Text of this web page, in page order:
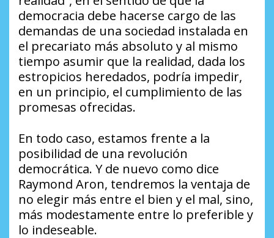
democracia debe hacerse cargo de las
demandas de una sociedad instalada en
el precariato más absoluto y al mismo
tiempo asumir que la realidad, dada los
estropicios heredados, podría impedir,
en un principio, el cumplimiento de las
promesas ofrecidas.
En todo caso, estamos frente a la
posibilidad de una revolución
democrática. Y de nuevo como dice
Raymond Aron, tendremos la ventaja de
no elegir más entre el bien y el mal, sino,
más modestamente entre lo preferible y
lo indeseable.